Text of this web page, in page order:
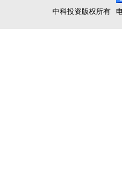
中科投资版权所有